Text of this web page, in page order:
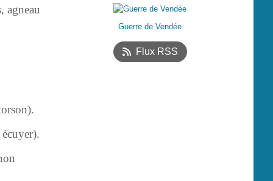
agneau
Guerre de Vendée
Flux RSS